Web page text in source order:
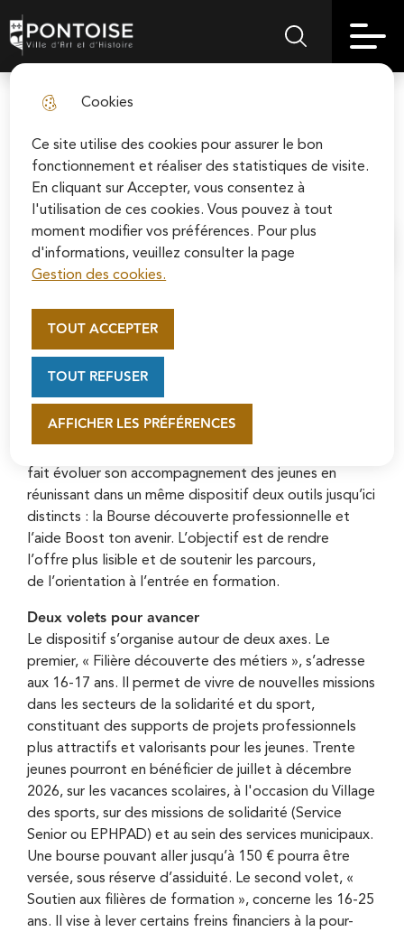
Cookies
Ce site utilise des cookies pour assurer le bon
fonctionnement et réaliser des statistiques de visite.
En cliquant sur Accepter, vous consentez à
l'utilisation de ces cookies. Vous pouvez à tout
moment modifier vos préférences. Pour plus
d'informations, veuillez consulter la page
Gestion des cookies.
AFFICHER LES PRÉFÉRENCES
TOUT ACCEPTER
TOUT REFUSER
to
menu
Skip to
search
Skip to
site map
Soutenez la rénovation de la cathédrale Saint-
Maclou en vous connectant sur le site de la
Fondation du patrimoine.
En savoir plus
Pontoise | Ville d'art et d'histoireMenu principalRechercher sur
dispositif pour accompagner les
jeunes
Accueil
La Ville réunit deux aides jeunesse
pour mieux soutenir l’orientation,
la formation et l’insertion des 16-25
ans.
fait évoluer son accompagnement des jeunes en
réunissant dans un même dispositif deux outils jusqu’ici
distincts : la Bourse découverte professionnelle et
l’aide Boost ton avenir. L’objectif est de rendre
l’offre plus lisible et de soutenir les parcours,
de l’orientation à l’entrée en formation.
Deux volets pour avancer
Le dispositif s’organise autour de deux axes. Le
premier, « Filière découverte des métiers », s’adresse
aux 16-17 ans. Il permet de vivre de nouvelles missions
dans les secteurs de la solidarité et du sport,
constituant des supports de projets professionnels
plus attractifs et valorisants pour les jeunes. Trente
jeunes pourront en bénéficier de juillet à décembre
2026, sur les vacances scolaires, à l'occasion du Village
des sports, sur des missions de solidarité (Service
Senior ou EPHPAD) et au sein des services municipaux.
Une bourse pouvant aller jusqu’à 150 € pourra être
versée, sous réserve d’assiduité. Le second volet, «
Soutien aux filières de formation », concerne les 16-25
ans. Il vise à lever certains freins financiers à la pour-